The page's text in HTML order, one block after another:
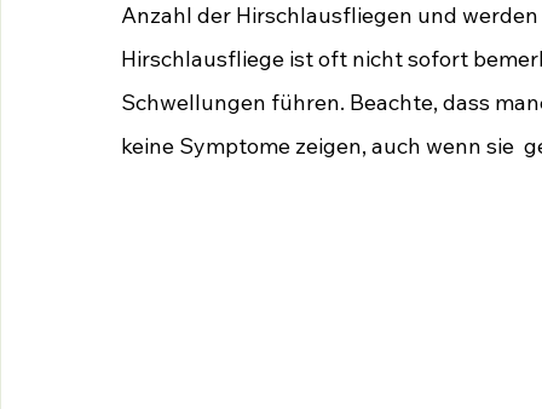
Anzahl der Hirschlausfliegen und
Hirschlausfliege ist oft nicht sofort
Schwellungen führen. Beachte, dass
keine Symptome zeigen, auch wenn sie